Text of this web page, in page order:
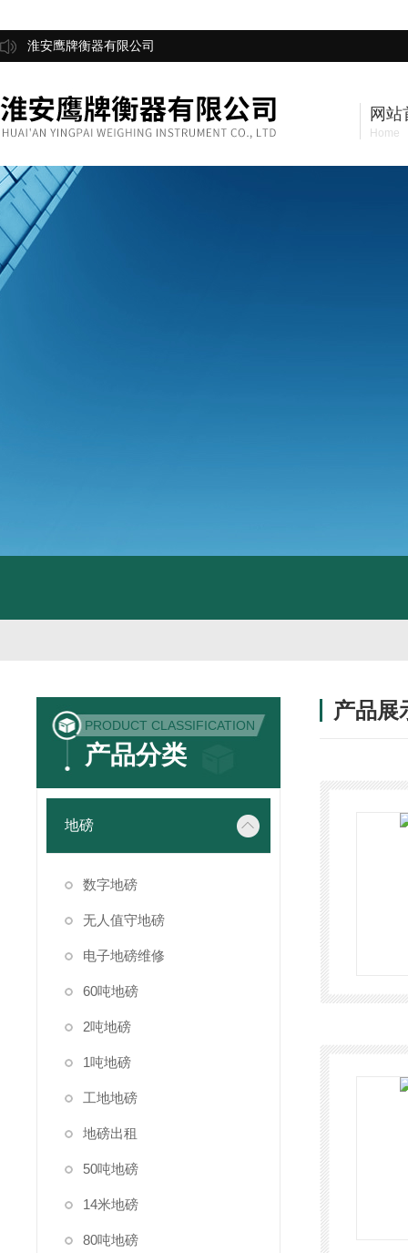
淮安鹰牌衡器有限公司
网站
Home
PRODUCT CLASSIFICATION
产品分类
地磅
数字地磅
无人值守地磅
电子地磅维修
60吨地磅
2吨地磅
1吨地磅
工地地磅
地磅出租
50吨地磅
14米地磅
80吨地磅
产品展